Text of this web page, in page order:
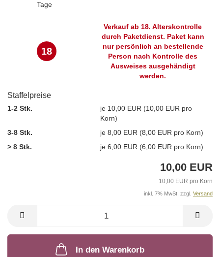
Tage
18
Verkauf ab 18. Alterskontrolle
durch Paketdienst. Paket kann
nur persönlich an bestellende
Person nach Kontrolle des
Ausweises ausgehändigt
werden.
Staffelpreise
1-2 Stk.
je 10,00 EUR (10,00 EUR pro
Korn)
3-8 Stk.
je 8,00 EUR (8,00 EUR pro Korn)
> 8 Stk.
je 6,00 EUR (6,00 EUR pro Korn)
10,00 EUR
10,00 EUR pro Korn
inkl. 7% MwSt. zzgl. Versand
In den Warenkorb